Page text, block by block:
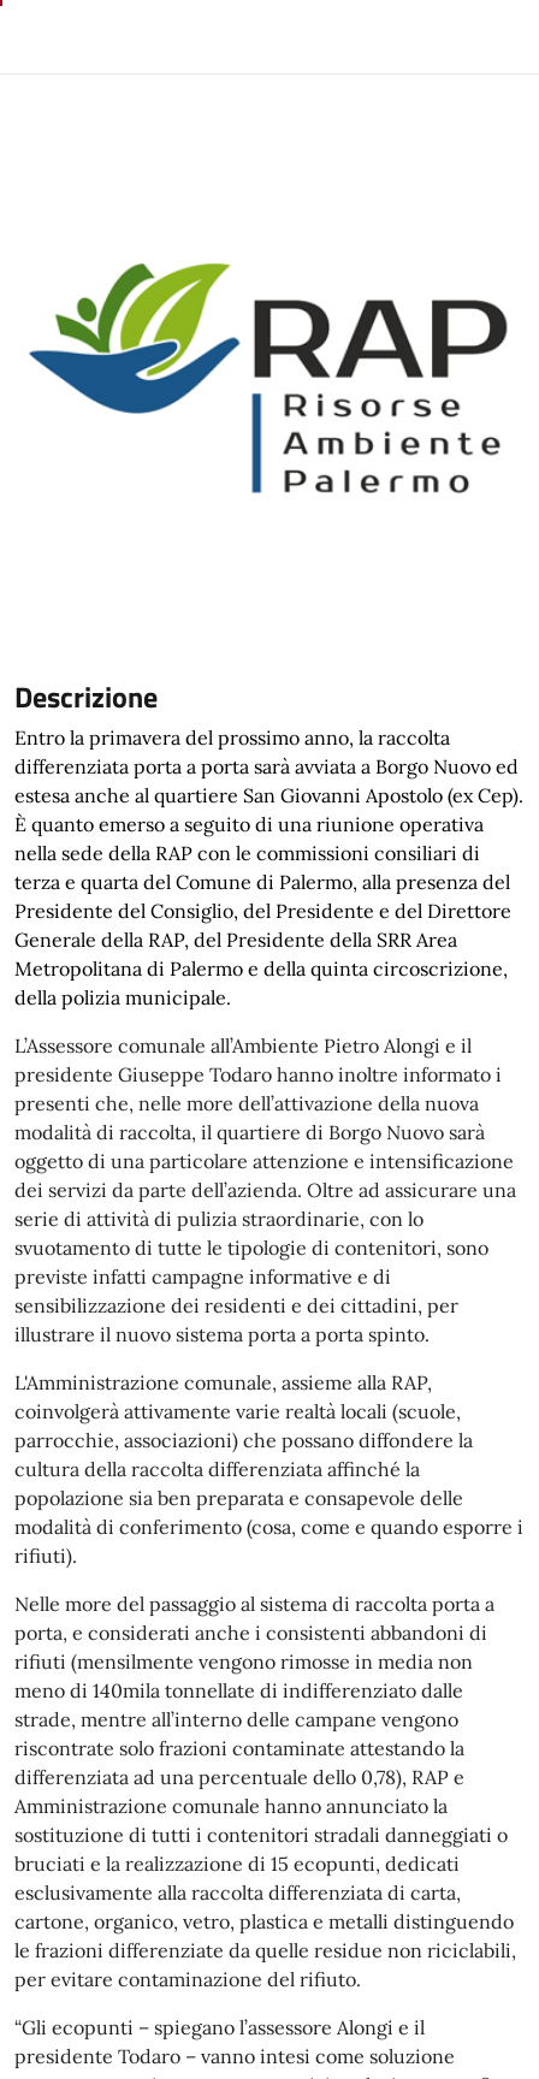
Descrizione
Entro la primavera del prossimo anno, la raccolta
differenziata porta a porta sarà avviata a Borgo Nuovo ed
estesa anche al quartiere San Giovanni Apostolo (ex Cep).
È quanto emerso a seguito di una riunione operativa
nella sede della RAP con le commissioni consiliari di
terza e quarta del Comune di Palermo, alla presenza del
Presidente del Consiglio, del Presidente e del Direttore
Generale della RAP, del Presidente della SRR Area
Metropolitana di Palermo e della quinta circoscrizione,
della polizia municipale.
L’Assessore comunale all’Ambiente Pietro Alongi e il
presidente Giuseppe Todaro hanno inoltre informato i
presenti che, nelle more dell’attivazione della nuova
modalità di raccolta, il quartiere di Borgo Nuovo sarà
oggetto di una particolare attenzione e intensificazione
dei servizi da parte dell’azienda. Oltre ad assicurare una
serie di attività di pulizia straordinarie, con lo
svuotamento di tutte le tipologie di contenitori, sono
previste infatti campagne informative e di
sensibilizzazione dei residenti e dei cittadini, per
illustrare il nuovo sistema porta a porta spinto.
L'Amministrazione comunale, assieme alla RAP,
coinvolgerà attivamente varie realtà locali (scuole,
parrocchie, associazioni) che possano diffondere la
cultura della raccolta differenziata affinché la
popolazione sia ben preparata e consapevole delle
modalità di conferimento (cosa, come e quando esporre i
rifiuti).
Nelle more del passaggio al sistema di raccolta porta a
porta, e considerati anche i consistenti abbandoni di
rifiuti (mensilmente vengono rimosse in media non
meno di 140mila tonnellate di indifferenziato dalle
strade, mentre all’interno delle campane vengono
riscontrate solo frazioni contaminate attestando la
differenziata ad una percentuale dello 0,78), RAP e
Amministrazione comunale hanno annunciato la
sostituzione di tutti i contenitori stradali danneggiati o
bruciati e la realizzazione di 15 ecopunti, dedicati
esclusivamente alla raccolta differenziata di carta,
cartone, organico, vetro, plastica e metalli distinguendo
le frazioni differenziate da quelle residue non riciclabili,
per evitare contaminazione del rifiuto.
“Gli ecopunti – spiegano l’assessore Alongi e il
presidente Todaro – vanno intesi come soluzione